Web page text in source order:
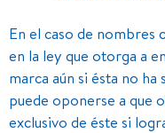
En el caso de nombres
en la ley que otorga a
marca aún si ésta no
puede oponerse a que
exclusivo de éste si